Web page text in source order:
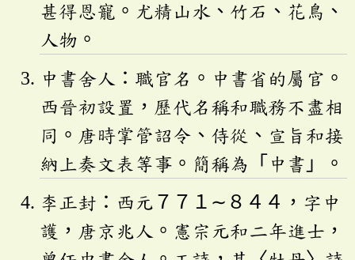
甚得恩寵。尤精山水、竹石、花鳥、
人物。
中書舍人：職官名。中書省的屬官。
西晉初設置，歷代名稱和職務不盡相
同。唐時掌管詔令、侍從、宣旨和接
納上奏文表等事。簡稱為「中書」。
李正封：西元７７１∼８４４，字中
護，唐京兆人。憲宗元和二年進士，